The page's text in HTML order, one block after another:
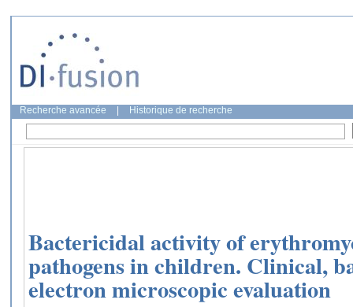
Recherche avancée Historique de recherche
Bactericidal activity of
pathogens in children. Clinical,
electron microscopic evaluation